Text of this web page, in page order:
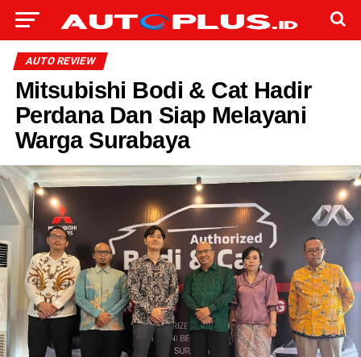
AUTO REVIEW
Mitsubishi Bodi & Cat Hadir
Perdana Dan Siap Melayani
Warga Surabaya